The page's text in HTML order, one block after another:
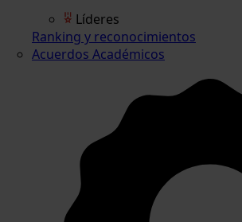
Líderes
Ranking y reconocimientos
Acuerdos Académicos